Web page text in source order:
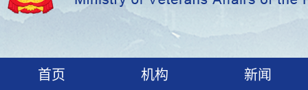
首页 机构 新闻